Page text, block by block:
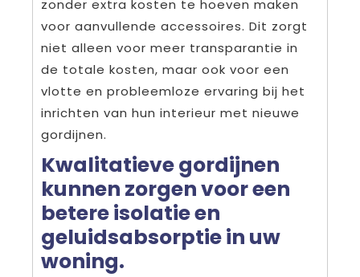
zonder extra kosten te hoeven maken
voor aanvullende accessoires. Dit zorgt
niet alleen voor meer transparantie in
de totale kosten, maar ook voor een
vlotte en probleemloze ervaring bij het
inrichten van hun interieur met nieuwe
gordijnen.
Kwalitatieve gordijnen
kunnen zorgen voor een
betere isolatie en
geluidsabsorptie in uw
woning.